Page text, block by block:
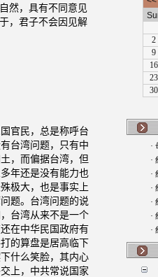
然，具有不同意见
，君子不会因见解
官民，总是称呼台
台湾问题，只有中
，而偏据台湾，但
年还是没有能力也
极大，也是事实上
题。台湾问题的说
台湾从来不是一个
在中华民国政府有
的算盘是居高临下
什么笑脸，其内心
上，中共常说国家
·
·
·
·
·
·
·